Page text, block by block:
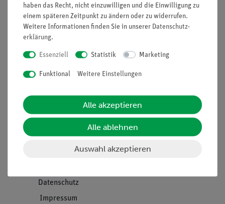
Nach oben
Informationen
Projekte und Lösungen
Presse
Stellenangebote
Datenschutz
Impressum
Service
Beratung & Showroom
Inventarisierungs- &
Inbetriebnahme & Schulungen
haben das Recht, nicht einzuwilligen und die Einwilligung zu
einem späteren Zeitpunkt zu ändern oder zu widerrufen.
Weitere Informationen finden Sie in unserer Daten­schutz­
erklärung.
Essenziell Statistik Marketing
Funktional Weitere Einstellungen
Alle akzeptieren
Alle ablehnen
Auswahl akzeptieren